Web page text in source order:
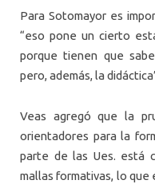
Para Sotomayor es
“eso pone un cierto
porque tienen que
pero, además, la
Veas agregó que la
orientadores para la
parte de las Ues. está
mallas formativas, lo que